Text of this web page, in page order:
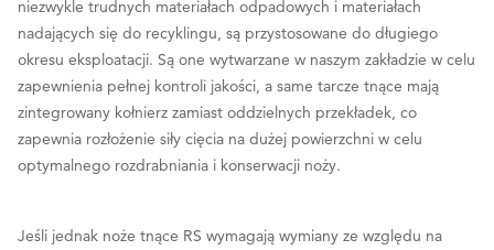
niezwykle trudnych materiałach odpadowych i materiałach
nadających się do recyklingu, są przystosowane do długiego
okresu eksploatacji. Są one wytwarzane w naszym zakładzie w celu
zapewnienia pełnej kontroli jakości, a same tarcze tnące mają
zintegrowany kołnierz zamiast oddzielnych przekładek, co
zapewnia rozłożenie siły cięcia na dużej powierzchni w celu
optymalnego rozdrabniania i konserwacji noży.
Jeśli jednak noże tnące RS wymagają wymiany ze względu na